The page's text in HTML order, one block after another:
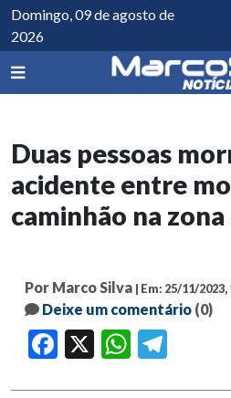
Domingo, 09 de agosto de
2026
Duas pessoas
acidente entre
caminhão na
Por Marco Silva | Em: 25/11/2023,
Deixe um comentário (0)
Facebook WhatsApp